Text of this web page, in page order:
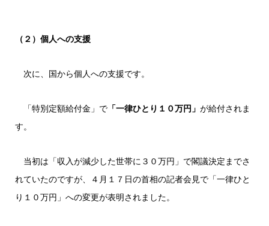
（２）個人への支援
次に、国から個人への支援です。
「特別定額給付金」で 「一律ひとり１０万円」 が給付されま
す。
当初は「収入が減少した世帯に３０万円」で閣議決定までさ
れていたのですが、４月１７日の首相の記者会見で「一律ひと
り１０万円」への変更が表明されました。